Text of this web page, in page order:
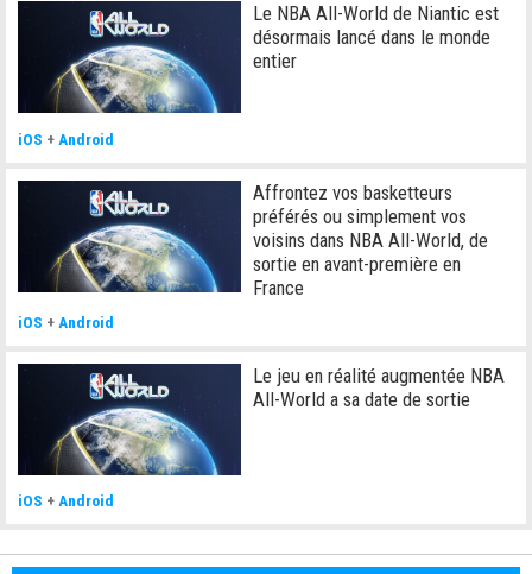
Le NBA All-World de Niantic est
désormais lancé dans le monde
entier
iOS + Android
Affrontez vos basketteurs
préférés ou simplement vos
voisins dans NBA All-World, de
sortie en avant-première en
France
iOS + Android
Le jeu en réalité augmentée NBA
All-World a sa date de sortie
iOS + Android